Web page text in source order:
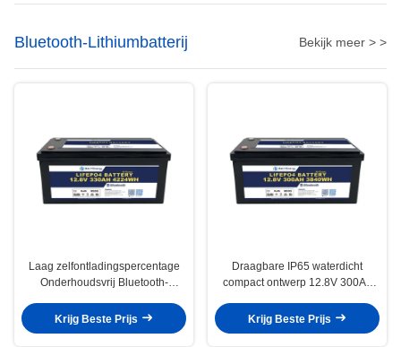
energieopslag
Bluetooth-Lithiumbatterij
Bekijk meer > >
Laag zelfontladingspercentage
Onderhoudsvrij Bluetooth-
caravan
Krijg Beste Prijs
Draagbare IP65 waterdicht
compact ontwerp 12.8V 300Ah
Krijg Beste Prijs